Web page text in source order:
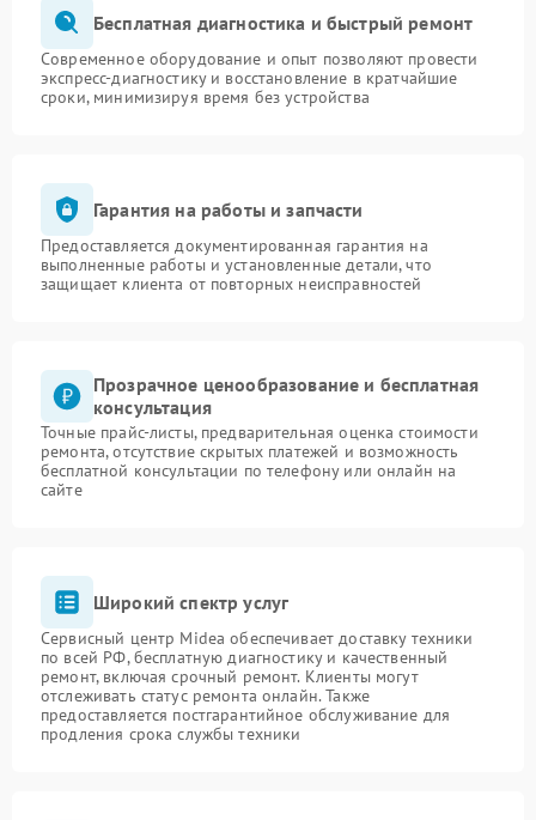
Бесплатная диагностика и быстрый ремонт
Современное оборудование и опыт позволяют провести
экспресс-диагностику и восстановление в кратчайшие
сроки, минимизируя время без устройства
Гарантия на работы и запчасти
Предоставляется документированная гарантия на
выполненные работы и установленные детали, что
защищает клиента от повторных неисправностей
Прозрачное ценообразование и бесплатная
консультация
Точные прайс-листы, предварительная оценка стоимости
ремонта, отсутствие скрытых платежей и возможность
бесплатной консультации по телефону или онлайн на
сайте
Широкий спектр услуг
Сервисный центр Midea обеспечивает доставку техники
по всей РФ, бесплатную диагностику и качественный
ремонт, включая срочный ремонт. Клиенты могут
отслеживать статус ремонта онлайн. Также
предоставляется постгарантийное обслуживание для
продления срока службы техники